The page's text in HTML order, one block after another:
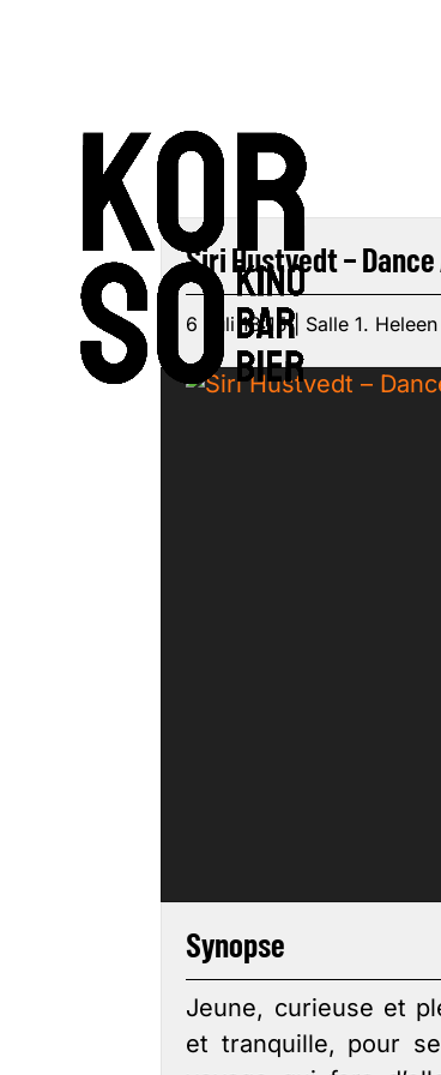
Siri Hustvedt –
6 Juli 18:15 | Salle 1.
Synopse
Jeune, curieuse et
et tranquille, pour